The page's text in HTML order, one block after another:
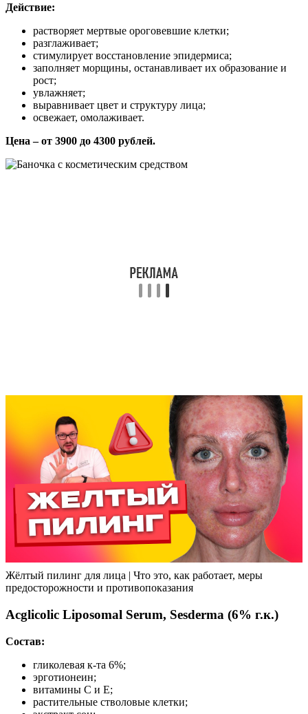
Действие:
растворяет мертвые ороговевшие клетки;
разглаживает;
стимулирует восстановление эпидермиса;
заполняет морщины, останавливает их образование и
рост;
увлажняет;
выравнивает цвет и структуру лица;
освежает, омолаживает.
Цена – от 3900 до 4300 рублей.
Жёлтый пилинг для лица | Что это, как работает, меры
предосторожности и противопоказания
Acglicolic Liposomal Serum, Sesderma (6% г.к.)
Состав:
гликолевая к-та 6%;
эрготионеин;
витамины С и Е;
растительные стволовые клетки;